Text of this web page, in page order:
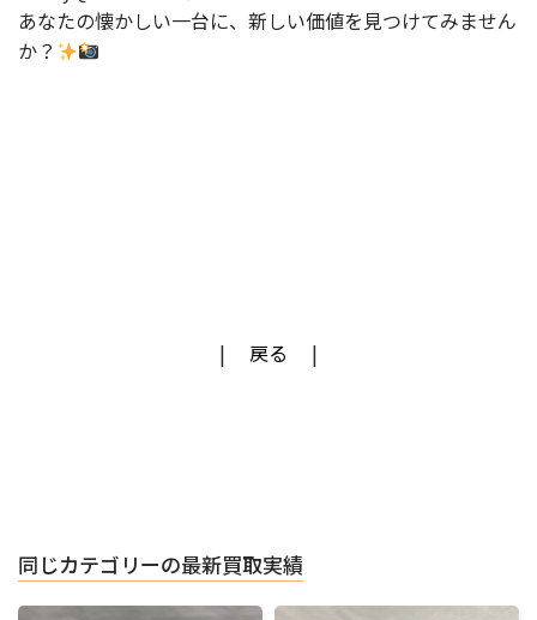
あなたの懐かしい一台に、新しい価値を見つけてみません
か？
戻る
同じカテゴリーの最新買取実績